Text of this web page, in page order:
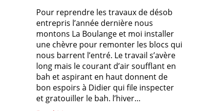
Pour reprendre les travaux de désob
entrepris l’année dernière nous
montons La Boulange et moi installer
une chèvre pour remonter les blocs qui
nous barrent l’entré. Le travail s’avère
long mais le courant d’air soufflant en
bah et aspirant en haut donnent de
bon espoirs à Didier qui file inspecter
et gratouiller le bah. l’hiver…